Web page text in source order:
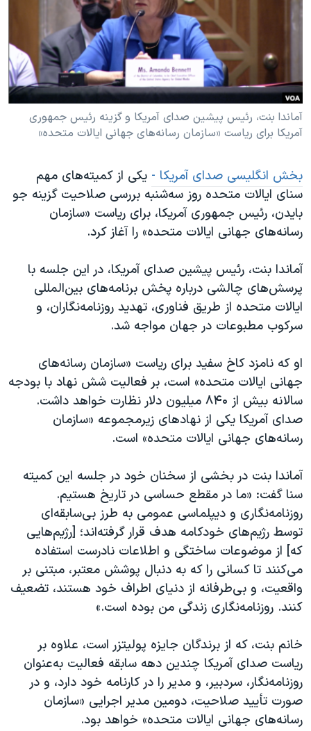
حقوق شهروندی
اقتصادی
علم و فناوری
اسرائیل در جنگ
گالری عکس
انتخابات ریاست جمهوری آمریکا ۲۰۲۴
حمله جمهوری اسلامی به اسرائیل
رمز مهسا
ورزش زنان در ایران
اعتراضات زن، زندگی، آزادی
تریبونال مردمی آبان ۹۸
دادگاه حمید نوری
چهل سال گروگان‌گیری
قانون شفافیت دارائی کادر رهبری ایران
اعتراضات مردمی آبان ۹۸
اسرائیل در جنگ
همایش محافظه‌کاران آمریکا «سی‌پک»
صفحه‌های ویژه
سفر پرزیدنت ترامپ به چین
دنبال کنید
زبانهای مختلف
آماندا بنت، رئیس پیشین صدای آمریکا و گزینه رئیس جمهوری
آمریکا برای ریاست «سازمان رسانه‌های جهانی ایالات متحده»
بخش انگلیسی صدای آمریکا - یکی از کمیته‌های مهم
سنای ایالات متحده روز سه‌شنبه بررسی صلاحیت گزینه جو
بایدن، رئیس جمهوری آمریکا، برای ریاست «سازمان
رسانه‌های جهانی ایالات متحده» را آغاز کرد.
آماندا بنت، رئیس پیشین صدای آمریکا، در این جلسه با
پرسش‌های چالشی درباره پخش برنامه‌های بین‌المللی
ایالات متحده از طریق فناوری، تهدید روزنامه‌نگاران، و
سرکوب مطبوعات در جهان مواجه شد.
او که نامزد کاخ سفید برای ریاست «سازمان رسانه‌های
جهانی ایالات متحده» است، بر فعالیت شش نهاد با بودجه‌
سالانه بیش از ۸۴۰ میلیون دلار نظارت خواهد داشت.
صدای آمریکا یکی از نهادهای زیرمجموعه «سازمان
رسانه‌های جهانی ایالات متحده» است.
آماندا بنت در بخشی از سخنان خود در جلسه این کمیته
سنا گفت: «ما در مقطع حساسی در تاریخ هستیم.
روزنامه‌نگاری و دیپلماسی عمومی به طرز بی‌سابقه‌ای
توسط رژیم‌های خودکامه هدف قرار گرفته‌اند؛ [رژیم‌هایی
که] از موضوعات ساختگی و اطلاعات نادرست استفاده
می‌کنند تا کسانی را که به دنبال پوشش معتبر، مبتنی بر
واقعیت، و بی‌طرفانه از دنیای اطراف خود هستند، تضعیف
کنند. روزنامه‌نگاری زندگی من بوده است.»
خانم بنت، که از برندگان جایزه پولیتزر است، علاوه بر
ریاست صدای آمریکا چندین دهه سابقه فعالیت به‌عنوان
روزنامه‌نگار، سردبیر، و مدیر را در کارنامه خود‌ دارد، و در
صورت تأیید صلاحیت، دومین مدیر اجرایی «سازمان
رسانه‌های جهانی ایالات متحده» خواهد بود.